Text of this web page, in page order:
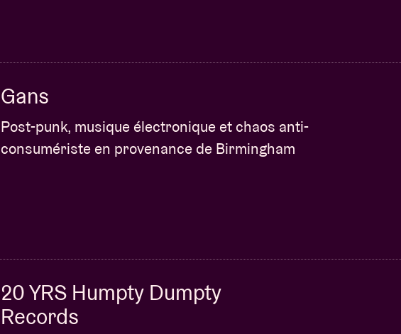
Gans
Post-punk, musique électronique et chaos anti-
consumériste en provenance de Birmingham
20 YRS Humpty Dumpty
Records